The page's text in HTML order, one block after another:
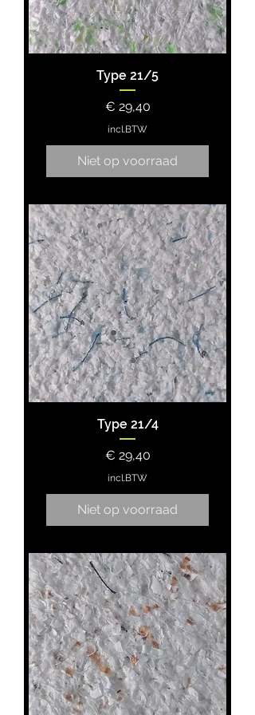
Type 21/5
Prijs
€ 29,40
incl.BTW
Niet op voorraad
Type 21/4
Prijs
€ 29,40
incl.BTW
Niet op voorraad